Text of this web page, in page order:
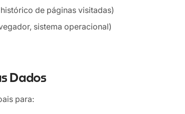
de páginas visitadas)
sistema operacional)
Dados
para: